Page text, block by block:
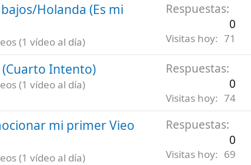
Holanda (Es mi
(1 vídeo al día)
Respuestas
0
Visitas hoy 71
Intento)
(1 vídeo al día)
Respuestas
0
Visitas hoy 74
mi primer Vieo
(1 vídeo al día)
Respuestas
0
Visitas hoy 69